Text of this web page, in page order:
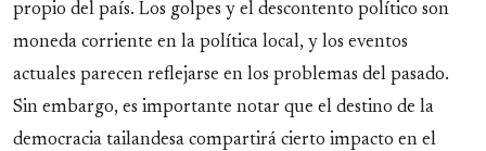
propio del país. Los golpes y el descontento político son
moneda corriente en la política local, y los eventos
actuales parecen reflejarse en los problemas del pasado.
Sin embargo, es importante notar que el destino de la
democracia tailandesa compartirá cierto impacto en el